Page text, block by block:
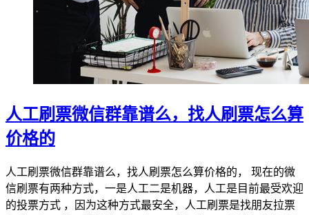
人工刷票微信群靠谱么，找人刷票怎么算
价格的
人工刷票微信群靠谱么，找人刷票怎么算价格的， 现在的微
信刷票有两种方式，一是人工二是机器，人工是目前最受欢迎
的投票方式 ，因为这种方式最安全，人工刷票是找朋友拉票